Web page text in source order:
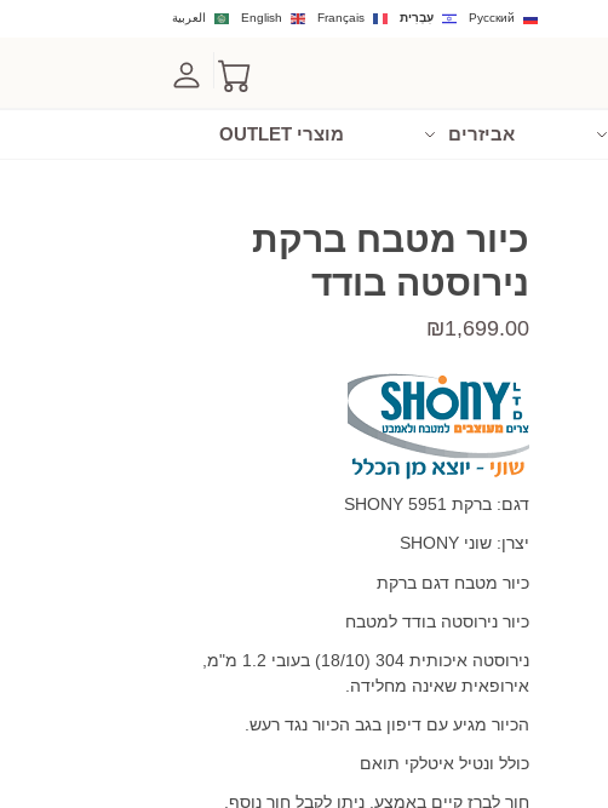
العربية English Français עִבְרִית Русский
אביזרים מוצרי OUTLET
כיור מטבח ברקת
נירוסטה בודד
₪1,699.00
דגם: ברקת 5951 SHONY
יצרן: שוני SHONY
כיור מטבח דגם ברקת
כיור נירוסטה בודד למטבח
נירוסטה איכותית 304 (18/10) בעובי 1.2 מ"מ,
אירופאית שאינה מחלידה.
הכיור מגיע עם דיפון בגב הכיור נגד רעש.
כולל ונטיל איטלקי תואם
חור לברז קיים באמצע. ניתן לקבל חור נוסף.